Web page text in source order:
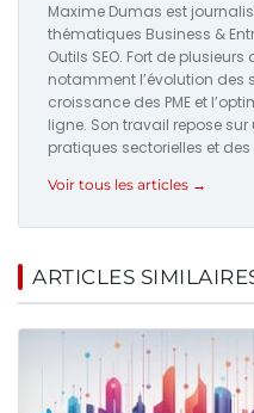
Maxime Dumas est
thématiques Business &
Outils SEO. Fort de
notamment l’évolution des
croissance des PME et
ligne. Son travail repose
pratiques sectorielles et
Voir tous les articles →
ARTICLES